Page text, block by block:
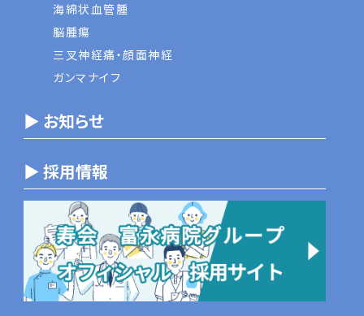
海綿状血管腫
脳腫瘍
三叉神経痛・顔面神経
ガンマナイフ
▶ お知らせ
▶ 採用情報